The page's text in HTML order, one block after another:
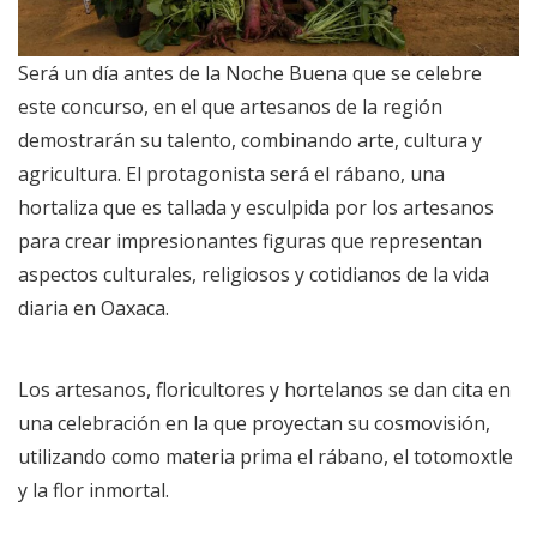
Será un día antes de la Noche Buena que se celebre
este concurso, en el que artesanos de la región
demostrarán su talento, combinando arte, cultura y
agricultura. El protagonista será el rábano, una
hortaliza que es tallada y esculpida por los artesanos
para crear impresionantes figuras que representan
aspectos culturales, religiosos y cotidianos de la vida
diaria en Oaxaca.
Los artesanos, floricultores y hortelanos se dan cita en
una celebración en la que proyectan su cosmovisión,
utilizando como materia prima el rábano, el totomoxtle
y la flor inmortal.